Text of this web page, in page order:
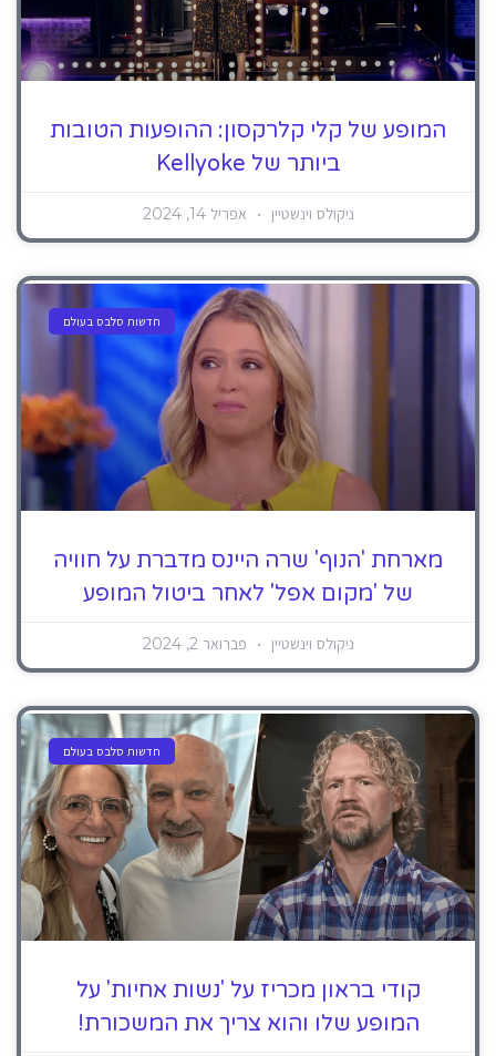
המופע של קלי קלרקסון: ההופעות הטובות
ביותר של Kellyoke
ניקולס וינשטיין אפריל 14, 2024
חדשות סלבס בעולם
מארחת 'הנוף' שרה היינס מדברת על חוויה
של 'מקום אפל' לאחר ביטול המופע
ניקולס וינשטיין פברואר 2, 2024
חדשות סלבס בעולם
קודי בראון מכריז על 'נשות אחיות' על
המופע שלו והוא צריך את המשכורת!